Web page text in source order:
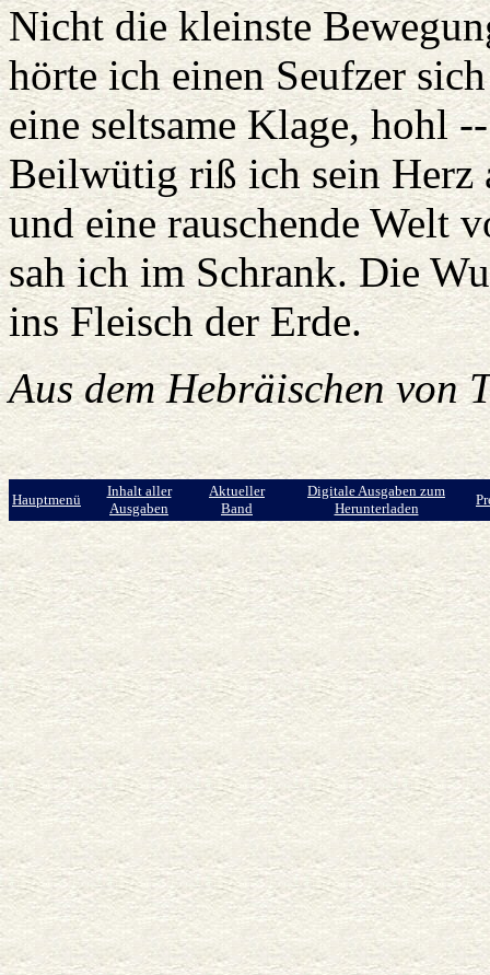
Nicht die kleinste
hörte ich einen Seufzer
eine seltsame Klage, hohl --
Beilwütig riß ich sein Herz
und eine rauschende Welt
sah ich im Schrank. Die
ins Fleisch der Erde.
Aus dem Hebräischen von
Hauptmenü
Inhalt aller
Ausgaben
Aktueller
Band
Digitale Ausgaben zum
Herunterladen